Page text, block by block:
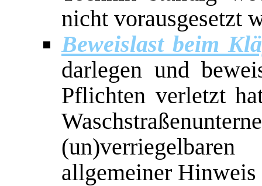
nicht vorausgesetzt
Beweislast beim
darlegen und
Pflichten verletzt
allgemeiner Hinweis